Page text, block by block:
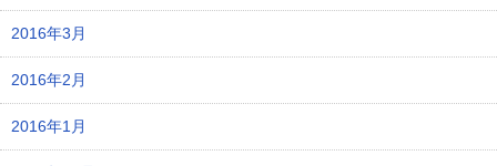
2016年3月
2016年2月
2016年1月